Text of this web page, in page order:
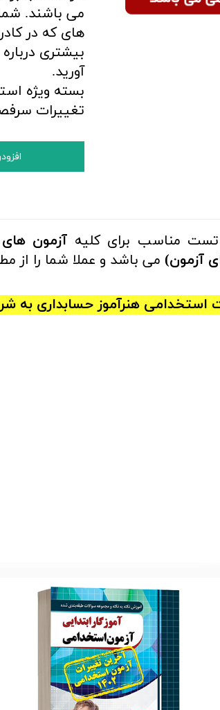
می باشند.
های که در
بیشتری
آورید.
بسته ویژه
تغییرات
آزمون های
آزمون) می باشد و عملا شما را از
هنرآموز حسابداری به